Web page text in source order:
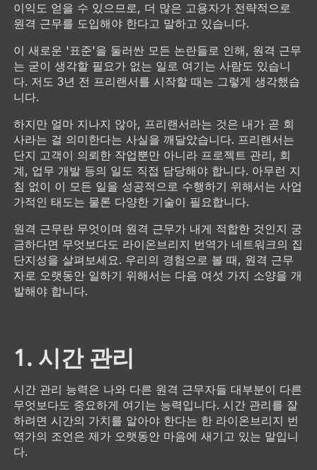
이익도 얻을 수 있으므로, 더 많은 고용자가 전략적으로
원격 근무를 도입해야 한다고 말하고 있습니다.
이 새로운 '표준'을 둘러싼 모든 논란들로 인해, 원격 근무
는 굳이 생각할 필요가 없는 일로 여기는 사람도 있습니
다. 저도 3년 전 프리랜서를 시작할 때는 그렇게 생각했습
니다.
하지만 얼마 지나지 않아, 프리랜서라는 것은 내가 곧 회
사라는 걸 의미한다는 사실을 깨달았습니다. 프리랜서는
단지 고객이 의뢰한 작업뿐만 아니라 프로젝트 관리, 회
계, 업무 개발 등의 일도 직접 담당해야 합니다. 아무런 지
침 없이 이 모든 일을 성공적으로 수행하기 위해서는 사업
가적인 태도는 물론 다양한 기술이 필요합니다.
원격 근무란 무엇이며 원격 근무가 내게 적합한 것인지 궁
금하다면 무엇보다도 라이온브리지 번역가 네트워크의 집
단지성을 살펴보세요. 우리의 경험으로 볼 때, 원격 근무
자로 오랫동안 일하기 위해서는 다음 여섯 가지 소양을 개
발해야 합니다.
1. 시간 관리
시간 관리 능력은 나와 다른 원격 근무자들 대부분이 다른
무엇보다도 중요하게 여기는 능력입니다. 시간 관리를 잘
하려면 시간의 가치를 알아야 한다는 한 라이온브리지 번
역가의 조언은 제가 오랫동안 마음에 새기고 있는 말입니
다.